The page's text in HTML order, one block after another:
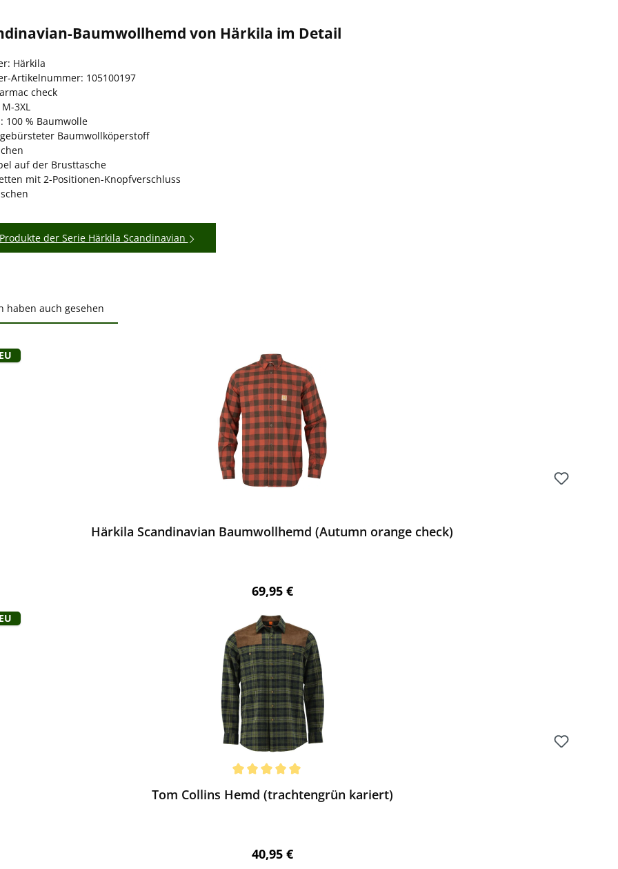
Baumwollhemd von Härkila im Detail
Härkila
Artikelnummer: 105100197
check
3XL
100 % Baumwolle
Baumwollköperstoff
auf der Brusttasche
mit 2-Positionen-Knopfverschluss
der Serie Härkila Scandinavian
haben auch gesehen
Härkila Scandinavian Baumwollhemd (Autumn orange check)
Regulärer Preis:
69,95 €
Tom Collins Hemd (trachtengrün kariert)
Regulärer Preis:
40,95 €